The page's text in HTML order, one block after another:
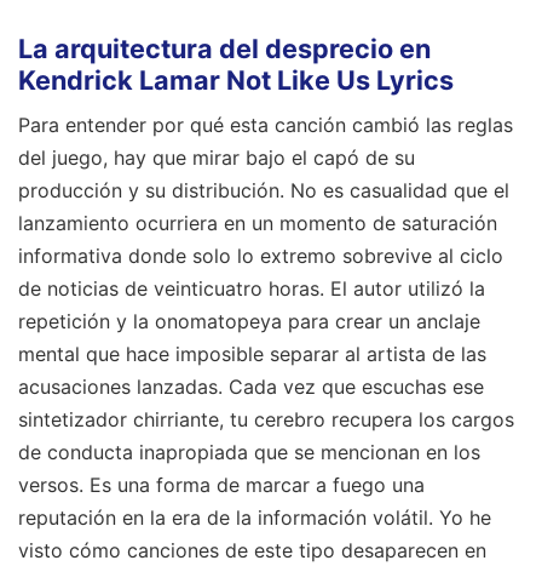
La arquitectura del desprecio en
Kendrick Lamar Not Like Us Lyrics
Para entender por qué esta canción cambió las reglas
del juego, hay que mirar bajo el capó de su
producción y su distribución. No es casualidad que el
lanzamiento ocurriera en un momento de saturación
informativa donde solo lo extremo sobrevive al ciclo
de noticias de veinticuatro horas. El autor utilizó la
repetición y la onomatopeya para crear un anclaje
mental que hace imposible separar al artista de las
acusaciones lanzadas. Cada vez que escuchas ese
sintetizador chirriante, tu cerebro recupera los cargos
de conducta inapropiada que se mencionan en los
versos. Es una forma de marcar a fuego una
reputación en la era de la información volátil. Yo he
visto cómo canciones de este tipo desaparecen en